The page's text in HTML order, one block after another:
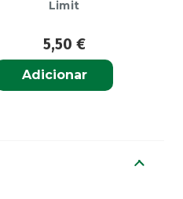
Limit
5,50 €
Adicionar